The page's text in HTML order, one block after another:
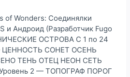
of Wonders: Соединялки
и Андроид (Разработчик Fugo
ОСТРОВА С 1 по 24
ЦЕННОСТЬ СОНЕТ ОСЕНЬ
ТЕНЬ ОТЕЦ НЕОН СЕТЬ
2 — ТОПОГРАФ ПОРОГ